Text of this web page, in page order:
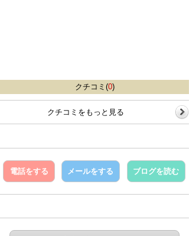
クチコミ(0)
クチコミをもっと見る
電話をする メールをする ブログを読む